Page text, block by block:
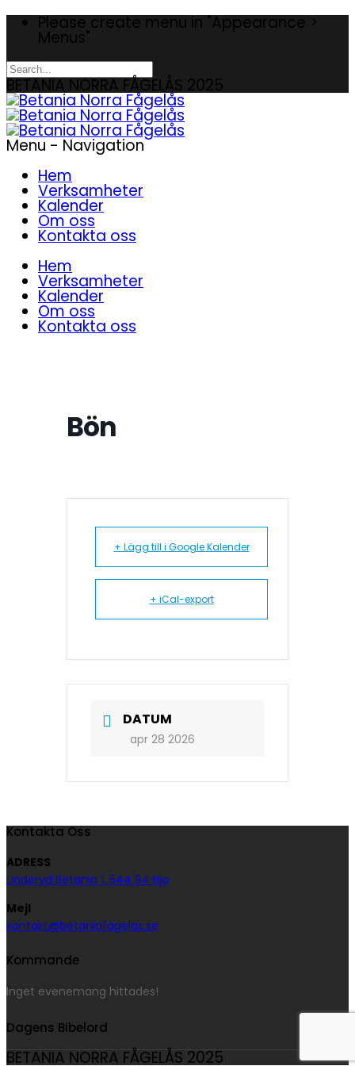
Please create menu in "Appearance >
Menus"
BETANIA NORRA FÅGELÅS 2025
Menu - Navigation
Hem
Verksamheter
Kalender
Om oss
Kontakta oss
Hem
Verksamheter
Kalender
Om oss
Kontakta oss
Bön
+ Lägg till i Google Kalender
+ iCal-export
DATUM
apr 28 2026
Kontakta Oss
ADRESS
Linderyd Betania 1, 544 94 Hjo
Mejl
kontakt@betaniafagelas.se
Kommande
Inget evenemang hittades!
Dagens Bibelord
BETANIA NORRA FÅGELÅS 2025